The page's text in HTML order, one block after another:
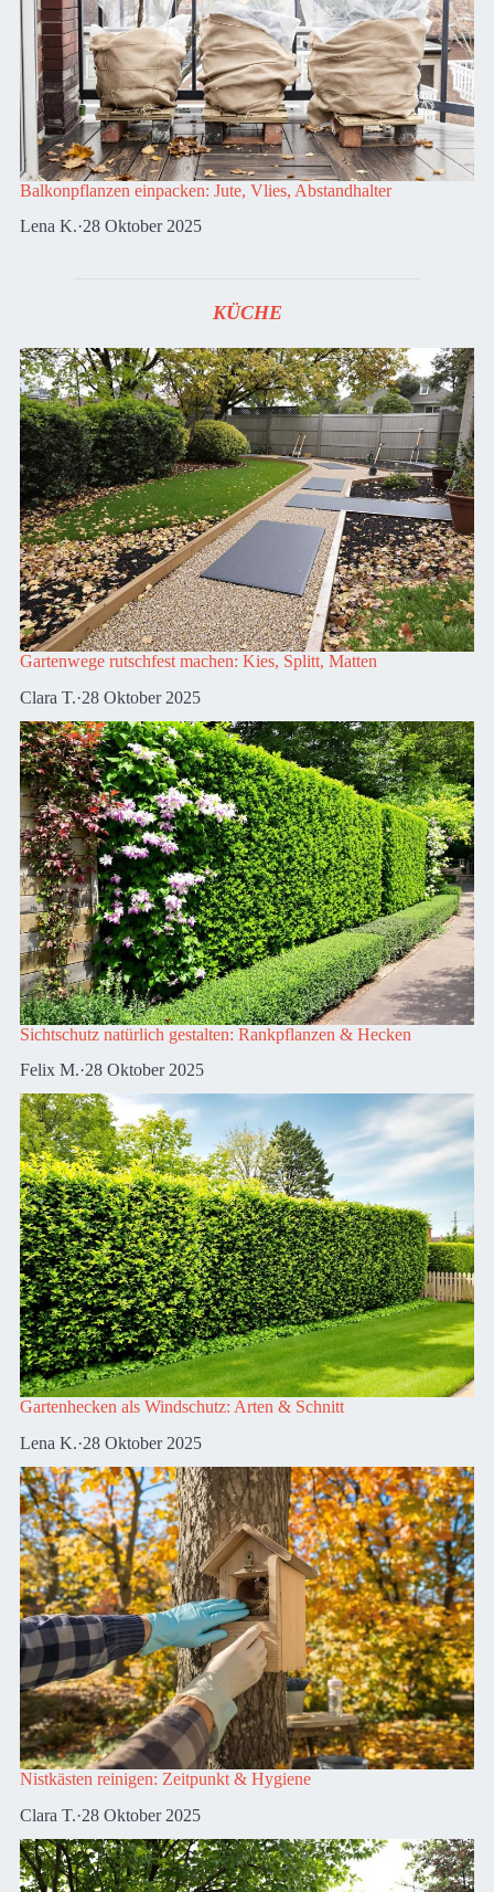
Balkonpflanzen einpacken: Jute, Vlies, Abstandhalter
Lena K.·28 Oktober 2025
KÜCHE
Gartenwege rutschfest machen: Kies, Splitt, Matten
Clara T.·28 Oktober 2025
Sichtschutz natürlich gestalten: Rankpflanzen & Hecken
Felix M.·28 Oktober 2025
Gartenhecken als Windschutz: Arten & Schnitt
Lena K.·28 Oktober 2025
Nistkästen reinigen: Zeitpunkt & Hygiene
Clara T.·28 Oktober 2025